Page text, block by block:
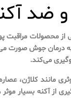
و ضد
از محصولات
درمان جوش صورت
می‌کند.
از آکنه بسیار